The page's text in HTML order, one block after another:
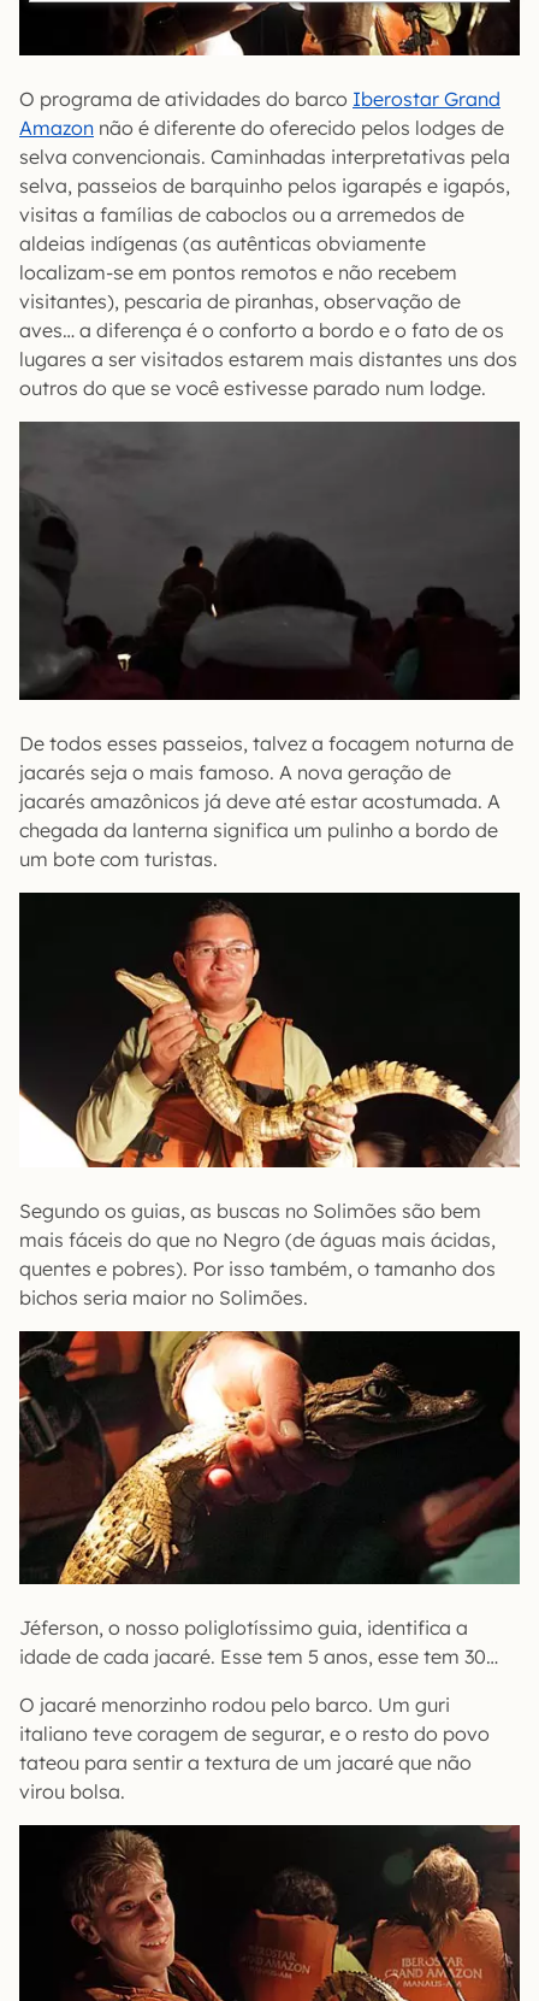
O programa de atividades do barco Iberostar Grand
Amazon não é diferente do oferecido pelos lodges de
selva convencionais. Caminhadas interpretativas pela
selva, passeios de barquinho pelos igarapés e igapós,
visitas a famílias de caboclos ou a arremedos de
aldeias indígenas (as autênticas obviamente
localizam-se em pontos remotos e não recebem
visitantes), pescaria de piranhas, observação de
aves… a diferença é o conforto a bordo e o fato de os
lugares a ser visitados estarem mais distantes uns dos
outros do que se você estivesse parado num lodge.
De todos esses passeios, talvez a focagem noturna de
jacarés seja o mais famoso. A nova geração de
jacarés amazônicos já deve até estar acostumada. A
chegada da lanterna significa um pulinho a bordo de
um bote com turistas.
Segundo os guias, as buscas no Solimões são bem
mais fáceis do que no Negro (de águas mais ácidas,
quentes e pobres). Por isso também, o tamanho dos
bichos seria maior no Solimões.
Jéferson, o nosso poliglotíssimo guia, identifica a
idade de cada jacaré. Esse tem 5 anos, esse tem 30…
O jacaré menorzinho rodou pelo barco. Um guri
italiano teve coragem de segurar, e o resto do povo
tateou para sentir a textura de um jacaré que não
virou bolsa.